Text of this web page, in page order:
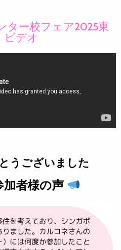
ター校フェア2025東
デオ
うございました
者様の声